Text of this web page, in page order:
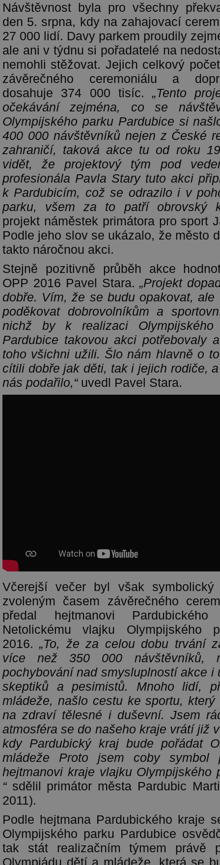
Návštěvnost byla pro všechny
den 5. srpna, kdy na zahajovací
27 000 lidí. Davy parkem proudily
ale ani v týdnu si pořadatelé na
nemohli stěžovat. Jejich celkový
závěrečného ceremoniálu a
dosahuje 374 000 tisíc.„Tento
očekávání zejména, co se
Olympijského parku Pardubice si
400 000 návštěvníků nejen z České
zahraničí, taková akce tu od roku
vidět, že projektový tým pod
profesionála Pavla Stary tuto akci
k Pardubicím, což se odrazilo i v
parku, všem za to patří obrovský
projekt náměstek primátora pro sport
Podle jeho slov se ukázalo, že město
takto náročnou akci.
Stejně pozitivně průběh akce
OPP 2016 Pavel Stara.„Projekt
dobře. Vím, že se budu opakovat, ale
poděkovat dobrovolníkům a
nichž by k realizaci Olympijského
Pardubice takovou akci potřebovaly
toho všichni užili. Šlo nám hlavně o
cítili dobře jak děti, tak i jejich rodiče,
nás podařilo,“uvedl Pavel Stara.
Včerejší večer byl však
zvoleným časem závěrečného
předal hejtmanovi
Netolickému vlajku Olympijského
2016.„To, že za celou dobu trvání
více než 350 000 návštěvníků,
pochybování nad smysluplností akce i
skeptiků a pesimistů. Mnoho lidí,
mládeže, našlo cestu ke sportu,
na zdraví tělesné i duševní. Jsem
atmosféra se do našeho kraje vrátí již
kdy Pardubický kraj bude pořádat
mládeže Proto jsem coby symbol
hejtmanovi kraje vlajku Olympijského
“sdělil primátor města Pardubic
2011).
Podle hejtmana Pardubického kraje
Olympijského parku Pardubice
tak stát realizačním týmem právě
Olympiádu dětí a mládeže, která se